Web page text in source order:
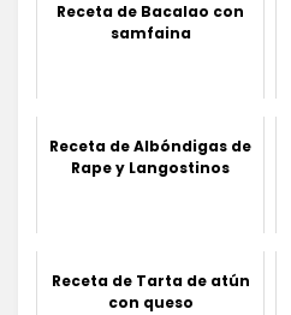
Receta de Bacalao con
samfaina
Receta de Albóndigas de
Rape y Langostinos
Receta de Tarta de atún
con queso